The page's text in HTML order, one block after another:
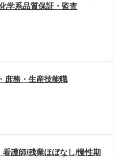
学系品質保証・監査
庶務・生産技能職
看護師/残業ほぼなし/慢性期